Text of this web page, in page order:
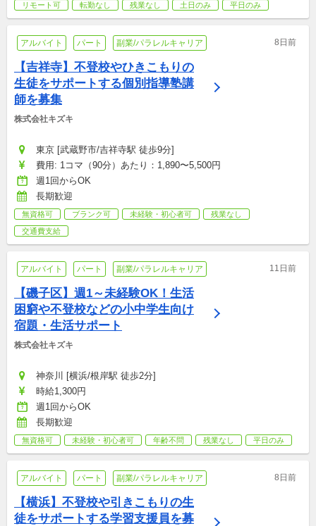
リモート可 転勤なし 残業なし 土日のみ 平日のみ
アルバイト パート 副業/パラレルキャリア 8日前
【吉祥寺】不登校やひきこもりの
生徒をサポートする個別指導塾講
師を募集
株式会社キズキ
東京 [武蔵野市/吉祥寺駅 徒歩9分]
費用: 1コマ（90分）あたり：1,890〜5,500円
週1回からOK
長期歓迎
無資格可 ブランク可 未経験・初心者可
残業なし
交通費支給
アルバイト パート 副業/パラレルキャリア 11日前
【磯子区】週1～未経験OK！生活
困窮や不登校などの小中学生向け
宿題・生活サポート
株式会社キズキ
神奈川 [横浜/根岸駅 徒歩2分]
時給1,300円
週1回からOK
長期歓迎
無資格可 未経験・初心者可 年齢不問 残業なし 平日のみ
アルバイト パート 副業/パラレルキャリア 8日前
【横浜】不登校や引きこもりの生
徒をサポートする学習支援員を募